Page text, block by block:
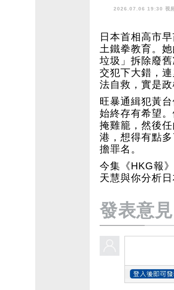
回港 辦
2026.07.06 19:30 視
日本首相高市
土鐵拳教育。
垃圾」拆除廢
交犯下大錯，
法自救，實是政
旺暴通緝犯黃
始終存有希望
掩雞籠，然後
港，想得有點
擔罪名。
今集《HKG報
天慧與你分析
發表意見